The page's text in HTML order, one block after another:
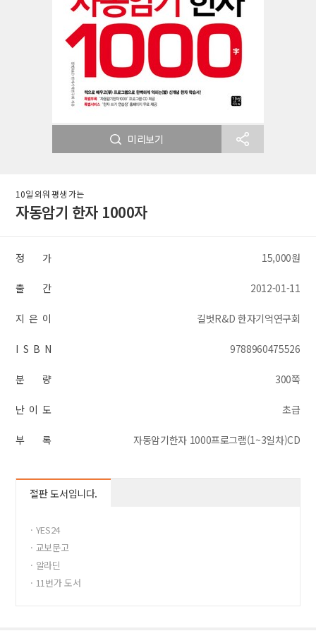
미리보기
10일 외워 평생 가는
자동암기 한자 1000자
정 가 15,000원
출 간 2012-01-11
지 은 이 길벗R&D 한자기억연구회
I S B N 9788960475526
분 량 300쪽
난 이 도 초급
부 록 자동암기한자 1000프로그램(1~3일차)CD
절판 도서입니다.
· YES24
· 교보문고
· 알라딘
· 11번가 도서